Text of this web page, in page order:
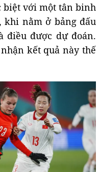
biệt với một tân binh
khi nằm ở bảng đấu
điều được dự đoán.
kết quả này thế